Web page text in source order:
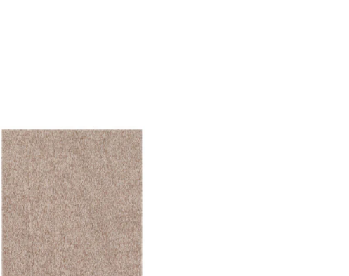
Das Ziel ist es, Anzeigen
für Herausgeber und
zugeordnet wurden.
Alle akzeptieren